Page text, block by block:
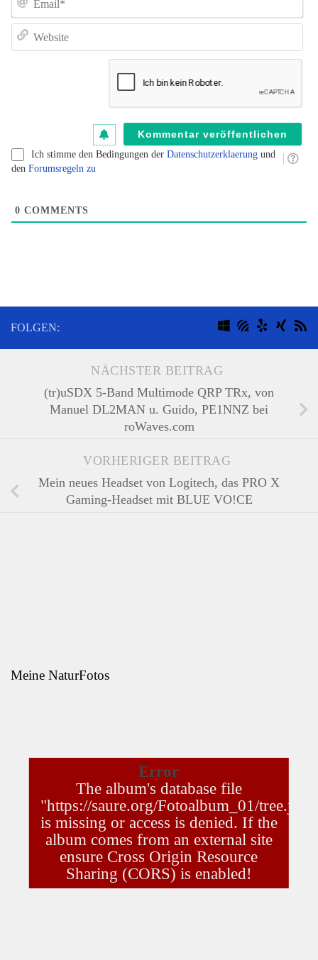
Ich stimme den Bedingungen der Datenschutzerklaerung und
den Forumsregeln zu
0 COMMENTS
FOLGEN:
NÄCHSTER BEITRAG
(tr)uSDX 5-Band Multimode QRP TRx, von
Manuel DL2MAN u. Guido, PE1NNZ bei
roWaves.com
VORHERIGER BEITRAG
Mein neues Headset von Logitech, das PRO X
Gaming-Headset mit BLUE VO!CE
Meine NaturFotos
Error
The album's database file
"https://saure.org/Fotoalbum_01/
is missing or access is denied. If the
album comes from an external site
ensure Cross Origin Resource
Sharing (CORS) is enabled!